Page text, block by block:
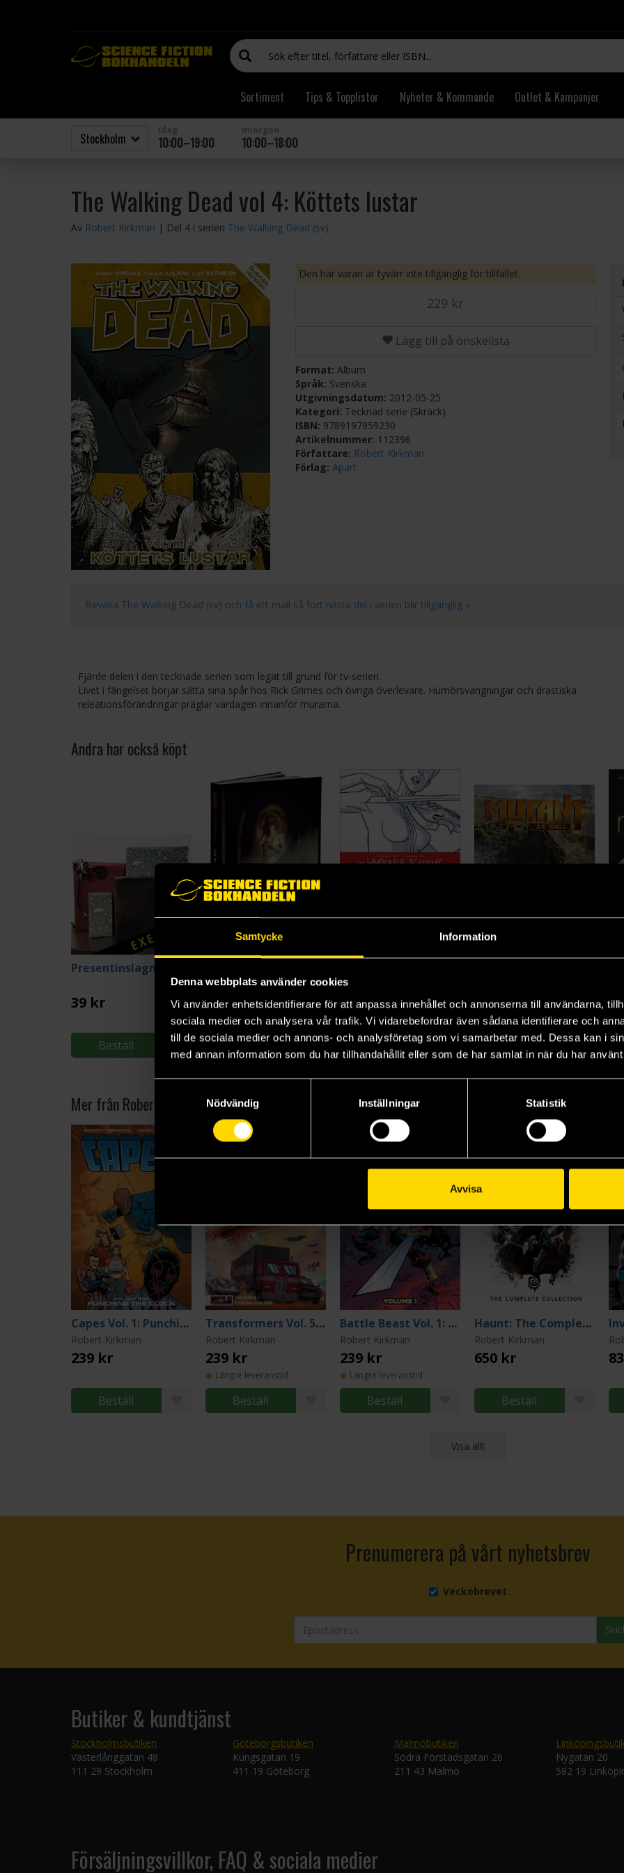
Samtycke Information
Denna webbplats använder cookies
Vi använder enhetsidentifierare för att anpassa innehållet och annonserna till användarna,
sociala medier och analysera vår trafik. Vi vidarebefordrar även sådana identifierare och
till de sociala medier och annons- och analysföretag som vi samarbetar med. Dessa kan i
med annan information som du har tillhandahållit eller som de har samlat in när du har
Nödvändig
Inställningar Statistik
Avvisa
Sortiment Tips & Topplistor Nyheter & Kommande Outlet & Kampanjer
10:00–19:00 10:00–18:00
The Walking Dead vol 4: Köttets lustar
Av Robert Kirkman | Del 4 i serien The Walking Dead (sv)
Den här varan är tyvärr inte tillgänglig för tillfället.
229 kr
Lägg till på önskelista
Format:Album
Språk: Svenska
Utgivningsdatum: 2012-05-25
Kategori: Tecknad serie (Skräck)
ISBN: 9789197959230
Artikelnummer: 112396
Författare: Robert Kirkman
Förlag:Apart
Bevaka The Walking Dead (sv) och få ett mail så fort nästa del i serien blir tillgänglig »
Fjärde delen i den tecknade serien som legat till grund för tv-serien.
Livet i fängelset börjar sätta sina spår hos Rick Grimes och övriga överlevare. Humörsvängningar och drastiska
releationsförändringar präglar vardagen innanför murarna.
Andra har också köpt
Presentinslagning
39 kr
Beställ
PbtA - Powered by the Apocalypse
389 kr
Beställ
Gerard Way
219 kr
Beställ
169 kr
Beställ
Mer från Robert Kirkman
Capes Vol. 1: Punching the Clock
Robert Kirkman
239 kr
Beställ
Transformers Vol. 5: Generation One
Robert Kirkman
239 kr
Längre leveranstid
Beställ
Battle Beast Vol. 1: Heart of Glory
Robert Kirkman
239 kr
Längre leveranstid
Beställ
Haunt: The Complete Collection
Robert Kirkman
650 kr
Beställ
Visa allt
Prenumerera på vårt nyhetsbrev
Veckobrevet
Butiker & kundtjänst
Stockholmsbutiken
Västerlånggatan 48
111 29 Stockholm
Göteborgsbutiken
Kungsgatan 19
411 19 Göteborg
Malmöbutiken
Södra Förstadsgatan 26
211 43 Malmö
Nygatan 20
582 19
Försäljningsvillkor, FAQ & sociala medier